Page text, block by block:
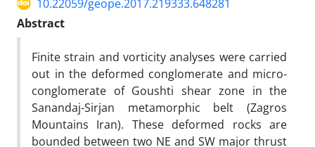
10.22059/geope.2017.219333.648281
Abstract
Finite strain and vorticity analyses were carried
out in the deformed conglomerate and micro-
conglomerate of Goushti shear zone in the
Sanandaj-Sirjan metamorphic belt (Zagros
Mountains Iran). These deformed rocks are
bounded between two NE and SW major thrust